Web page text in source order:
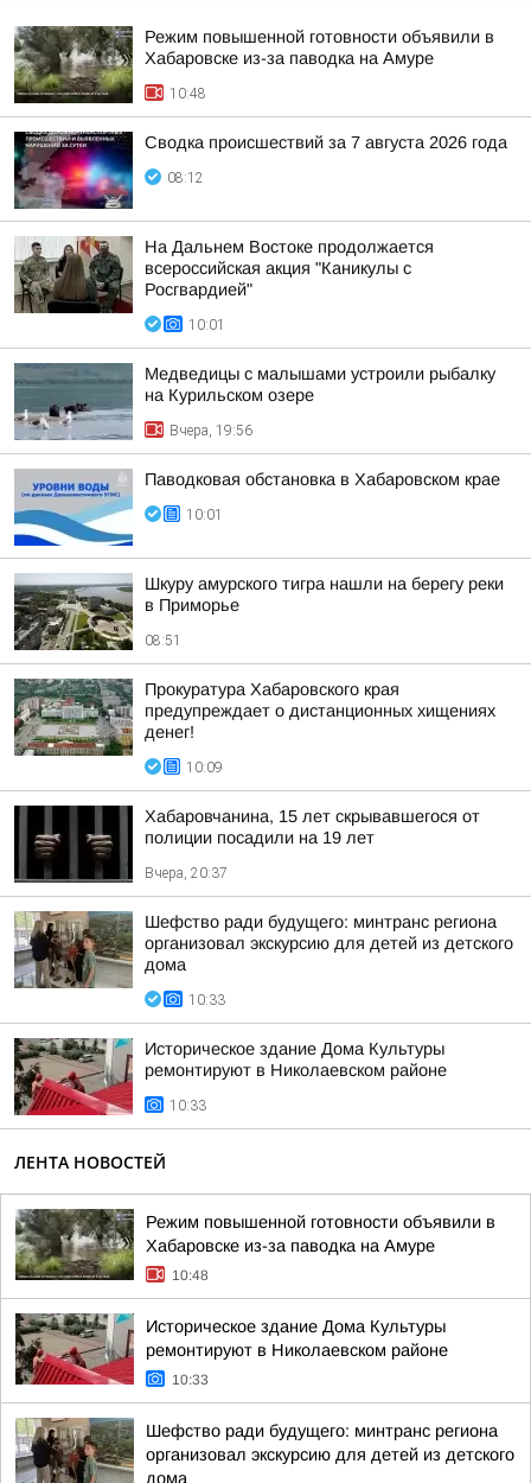
Режим повышенной готовности объявили в
Хабаровске из-за паводка на Амуре
10:48
Сводка происшествий за 7 августа 2026 года
08:12
На Дальнем Востоке продолжается
всероссийская акция "Каникулы с
Росгвардией"
10:01
Медведицы с малышами устроили рыбалку
на Курильском озере
Вчера, 19:56
Паводковая обстановка в Хабаровском крае
10:01
Шкуру амурского тигра нашли на берегу реки
в Приморье
08:51
Прокуратура Хабаровского края
предупреждает о дистанционных хищениях
денег!
10:09
Хабаровчанина, 15 лет скрывавшегося от
полиции посадили на 19 лет
Вчера, 20:37
Шефство ради будущего: минтранс региона
организовал экскурсию для детей из детского
дома
10:33
Историческое здание Дома Культуры
ремонтируют в Николаевском районе
10:33
ЛЕНТА НОВОСТЕЙ
Режим повышенной готовности объявили в
Хабаровске из-за паводка на Амуре
10:48
Историческое здание Дома Культуры
ремонтируют в Николаевском районе
10:33
Шефство ради будущего: минтранс региона
организовал экскурсию для детей из детского
дома